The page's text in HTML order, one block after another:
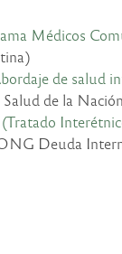
Médicos
de salud
de la
Deuda